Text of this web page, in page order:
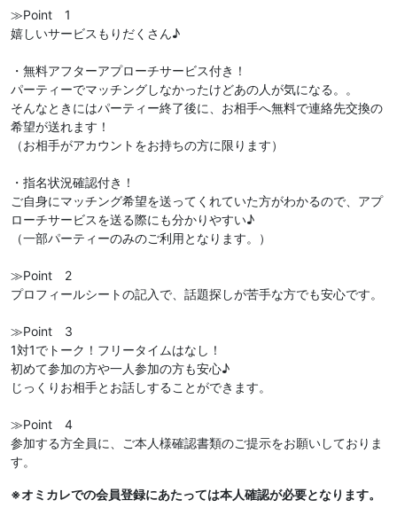
≫Point 1
嬉しいサービスもりだくさん♪
・無料アフターアプローチサービス付き！
パーティーでマッチングしなかったけどあの人が気になる。。
そんなときにはパーティー終了後に、お相手へ無料で連絡先交換の
希望が送れます！
（お相手がアカウントをお持ちの方に限ります）
・指名状況確認付き！
ご自身にマッチング希望を送ってくれていた方がわかるので、アプ
ローチサービスを送る際にも分かりやすい♪
（一部パーティーのみのご利用となります。）
≫Point 2
プロフィールシートの記入で、話題探しが苦手な方でも安心です。
≫Point 3
1対1でトーク！フリータイムはなし！
初めて参加の方や一人参加の方も安心♪
じっくりお相手とお話しすることができます。
≫Point 4
参加する方全員に、ご本人様確認書類のご提示をお願いしておりま
す。
※オミカレでの会員登録にあたっては本人確認が必要となります。